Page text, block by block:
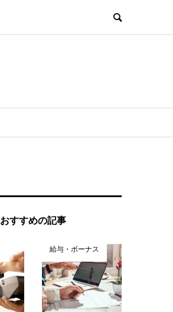
おすすめの記事
給与・ボーナス